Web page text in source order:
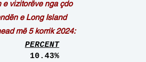
e vizitorëve nga çdo
e Long Island
më 5 korrik 2024:
PERCENT